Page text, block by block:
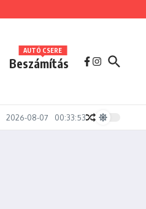
Beszámítás
AUTÓ CSERE
2026-08-07 00:33:53